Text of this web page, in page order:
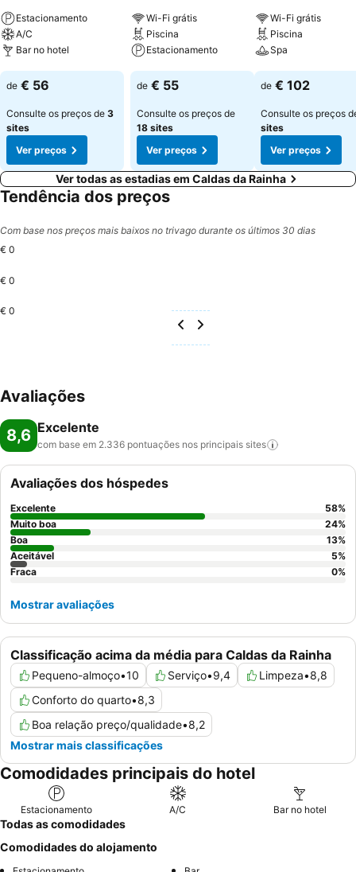
Estacionamento
A/C
Bar no hotel
Ver preços
de € 56
Consulte os preços de 3
sites
Ver preços
Wi-Fi grátis
Piscina
Estacionamento
Ver preços
de € 55
Consulte os preços de
18 sites
Ver preços
Wi-Fi grátis
Piscina
Spa
Ver preços
de € 102
Consulte os preços
sites
Ver preços
Ver todas as estadias em Caldas da Rainha
Tendência dos preços
Com base nos preços mais baixos no trivago durante os últimos 30 dias
€ 0
€ 0
€ 0
Avaliações
8,6 Excelente
com base em 2.336 pontuações nos principais sites
Classificação acima da média para Caldas da Rainha
Pequeno-almoço•10 Serviço•9,4 Limpeza•8,8
Conforto do quarto•8,3
Boa relação preço/qualidade•8,2
Mostrar mais classificações
Avaliações dos hóspedes
Excelente 58%
Muito boa
24%
Boa
13%
Aceitável
5%
Fraca
0%
Mostrar avaliações
Comodidades principais do hotel
Estacionamento A/C Bar no hotel
Todas as comodidades
Comodidades do alojamento